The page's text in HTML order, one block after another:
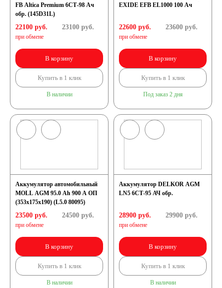
FB Altica Premium 6СТ-98 Ач
обр. (145D31L)
22100 руб.
при обмене
23100руб.
В корзину
Купить в 1 клик
В наличии
EXIDE EFB EL1000 100 Ач
22600 руб.
при обмене
23600руб.
В корзину
Купить в 1 клик
Под заказ 2 дня
Аккумулятор автомобильный
MOLL AGM 95.0 Ah 900 A ОП
(353x175x190) (L5.0 80095)
23500 руб.
при обмене
24500руб.
В корзину
Купить в 1 клик
В наличии
Аккумулятор DELKOR AGM
LN5 6СТ-95 АЧ обр.
28900 руб.
при обмене
29900руб.
В корзину
Купить в 1 клик
В наличии